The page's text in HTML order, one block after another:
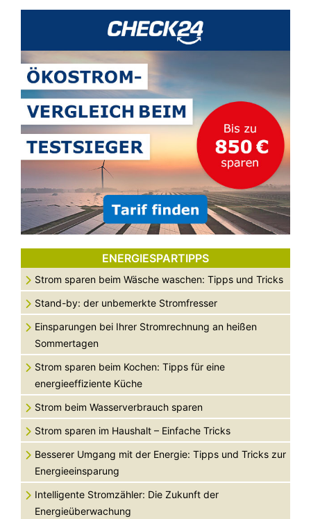
ENERGIESPARTIPPS
Strom sparen beim Wäsche waschen: Tipps und Tricks
Stand-by: der unbemerkte Stromfresser
Einsparungen bei Ihrer Stromrechnung an heißen
Sommertagen
Strom sparen beim Kochen: Tipps für eine
energieeffiziente Küche
Strom beim Wasserverbrauch sparen
Strom sparen im Haushalt – Einfache Tricks
Besserer Umgang mit der Energie: Tipps und Tricks zur
Energieeinsparung
Intelligente Stromzähler: Die Zukunft der
Energieüberwachung